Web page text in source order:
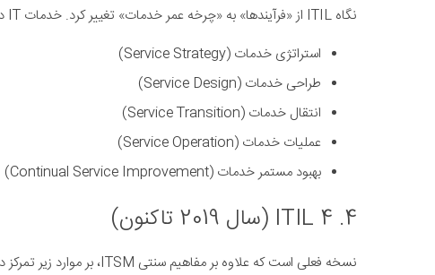
نگاه ITIL از «فرآیندها» به «چرخه عمر خدمات» تغییر کرد. خدمات IT در 5 مرحله مدیریت می شدند:
استراتژی خدمات (Service Strategy)
طراحی خدمات (Service Design)
انتقال خدمات (Service Transition)
عملیات خدمات (Service Operation)
بهبود مستمر خدمات (Continual Service Improvement)
4. ITIL 4 (سال 2019 تاکنون)
نسخه فعلی است که علاوه بر مفاهیم سنتی ITSM، بر موارد زیر تمرکز دارد: